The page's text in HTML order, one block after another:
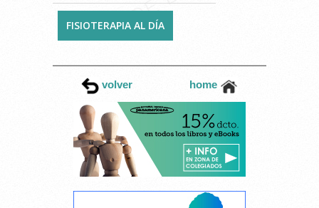
FISIOTERAPIA AL DÍA
volver home